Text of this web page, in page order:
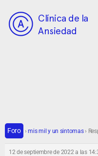
Clínica de la
Ansiedad
Foro › mis mil y un sintomas›
12 de septiembre de 2022 a las